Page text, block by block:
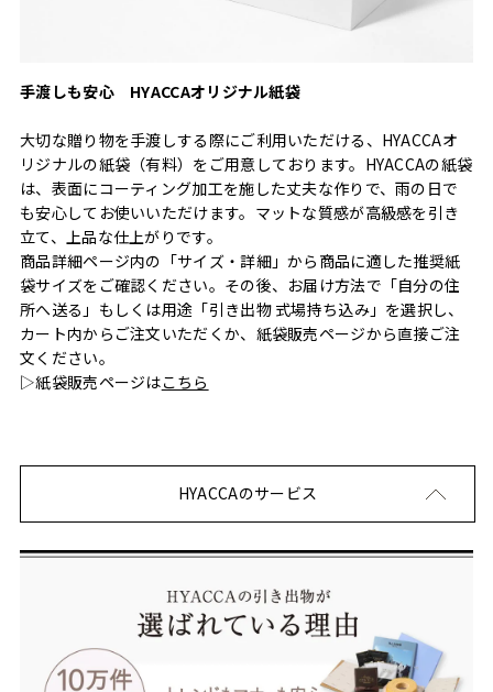
手渡しも安心 HYACCAオリジナル紙袋
大切な贈り物を手渡しする際にご利用いただける、HYACCAオ
リジナルの紙袋（有料）をご用意しております。HYACCAの紙袋
は、表面にコーティング加工を施した丈夫な作りで、雨の日で
も安心してお使いいただけます。マットな質感が高級感を引き
立て、上品な仕上がりです。
商品詳細ページ内の「サイズ・詳細」から商品に適した推奨紙
袋サイズをご確認ください。その後、お届け方法で「自分の住
所へ送る」もしくは用途「引き出物 式場持ち込み」を選択し、
カート内からご注文いただくか、紙袋販売ページから直接ご注
文ください。
▷紙袋販売ページはこちら
HYACCAのサービス